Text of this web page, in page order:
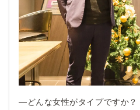
—どんな女性がタイプですか？